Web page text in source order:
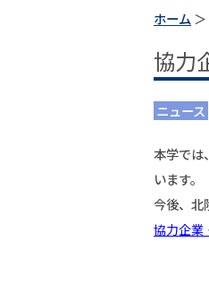
ホーム ＞
協力
ニュース
本学では
います。
今後、北
協力企業